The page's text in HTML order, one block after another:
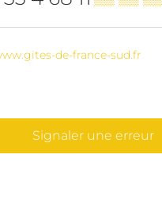
de-france-sud.fr
Signaler une erreur